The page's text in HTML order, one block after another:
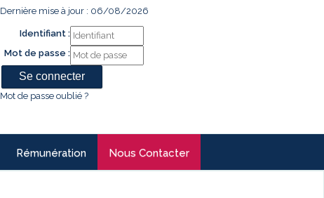
Dernière mise à jour : 06/08/2026
Identifiant :
Mot de passe :
Mot de passe oublié ?
Rémunération Nous Contacter